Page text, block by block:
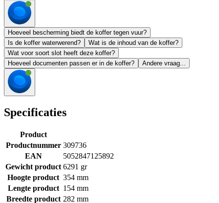
Hoeveel bescherming biedt de koffer tegen vuur?
Is de koffer waterwerend?
Wat is de inhoud van de koffer?
Wat voor soort slot heeft deze koffer?
Hoeveel documenten passen er in de koffer?
Andere vraag...
Specificaties
Product
Productnummer 309736
EAN
5052847125892
Gewicht product 6291 gr
Hoogte product 354 mm
Lengte product 154 mm
Breedte product 282 mm